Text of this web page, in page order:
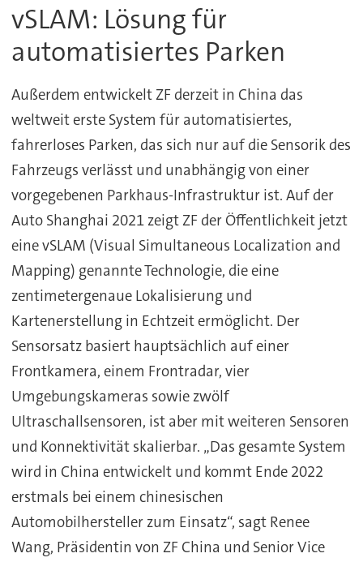
vSLAM: Lösung für
automatisiertes Parken
Außerdem entwickelt ZF derzeit in China das
weltweit erste System für automatisiertes,
fahrerloses Parken, das sich nur auf die Sensorik des
Fahrzeugs verlässt und unabhängig von einer
vorgegebenen Parkhaus-Infrastruktur ist. Auf der
Auto Shanghai 2021 zeigt ZF der Öffentlichkeit jetzt
eine vSLAM (Visual Simultaneous Localization and
Mapping) genannte Technologie, die eine
zentimetergenaue Lokalisierung und
Kartenerstellung in Echtzeit ermöglicht. Der
Sensorsatz basiert hauptsächlich auf einer
Frontkamera, einem Frontradar, vier
Umgebungskameras sowie zwölf
Ultraschallsensoren, ist aber mit weiteren Sensoren
und Konnektivität skalierbar. „Das gesamte System
wird in China entwickelt und kommt Ende 2022
erstmals bei einem chinesischen
Automobilhersteller zum Einsatz“, sagt Renee
Wang, Präsidentin von ZF China und Senior Vice